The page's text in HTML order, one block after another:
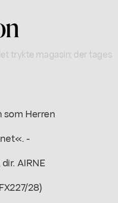
trykte magasin; der tages
som Herren
-
AIRNE
28)